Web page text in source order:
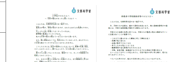
07/17 15:00
2026/ 07/17 15:00
2026/ 07/17 15:00